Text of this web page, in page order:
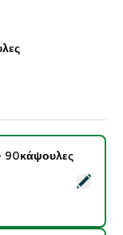
Ωμέγα- 3 -
90κάψουλες